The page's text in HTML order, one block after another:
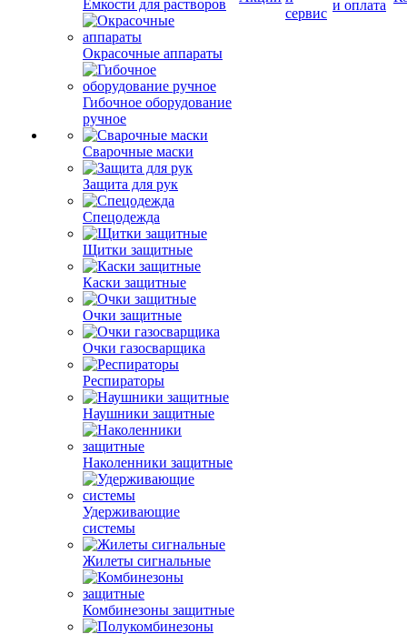
Емкости для растворов
Окрасочные аппараты
Гибочное оборудование
ручное
Сварочные маски
Защита для рук
Спецодежда
Щитки защитные
Каски защитные
Очки защитные
Очки газосварщика
Респираторы
Наушники защитные
Наколенники защитные
Удерживающие
системы
Жилеты сигнальные
Комбинезоны защитные
сервис
и оплата